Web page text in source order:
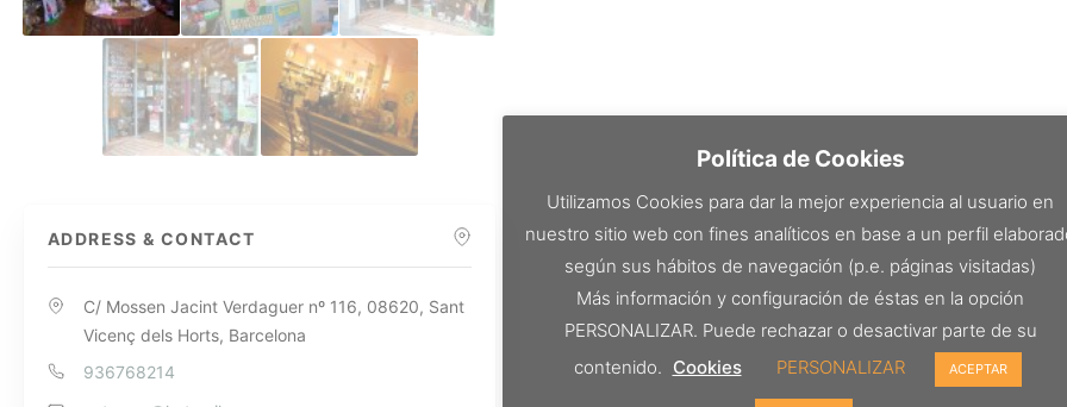
ADDRESS & CONTACT
C/ Mossen Jacint Verdaguer nº 116, 08620, Sant
Vicenç dels Horts, Barcelona
936768214
Política de Cookies
Utilizamos Cookies para dar la mejor experiencia al usuario en
nuestro sitio web con fines analíticos en base a un perfil
según sus hábitos de navegación (p.e. páginas visitadas)
Más información y configuración de éstas en la opción
PERSONALIZAR. Puede rechazar o desactivar parte de su
contenido. Cookies PERSONALIZAR ACEPTAR